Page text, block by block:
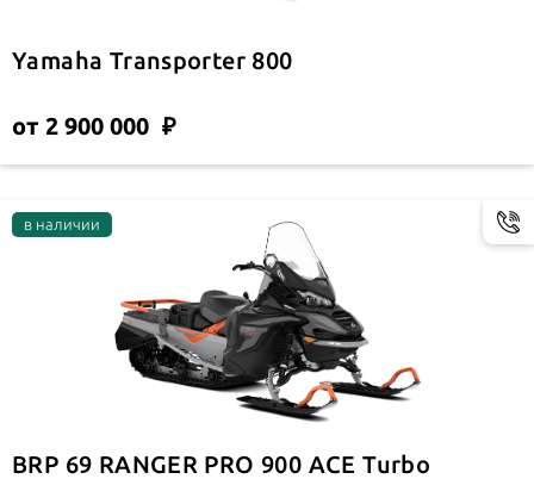
Yamaha Transporter 800
от 2 900 000
BRP 69 RANGER PRO 900 ACE Turbo